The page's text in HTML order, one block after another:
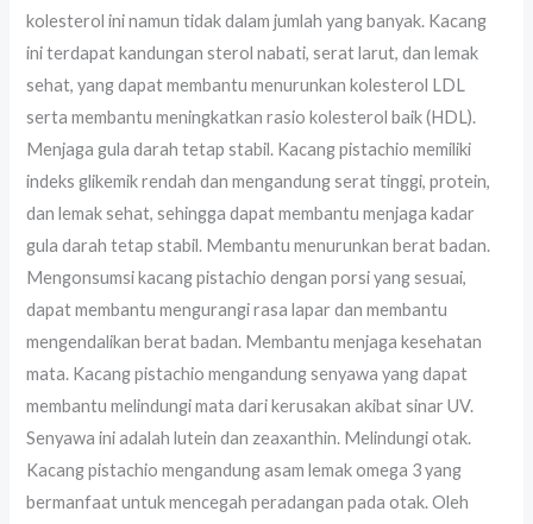
kolesterol ini namun tidak dalam jumlah yang banyak. Kacang
ini terdapat kandungan sterol nabati, serat larut, dan lemak
sehat, yang dapat membantu menurunkan kolesterol LDL
serta membantu meningkatkan rasio kolesterol baik (HDL).
Menjaga gula darah tetap stabil. Kacang pistachio memiliki
indeks glikemik rendah dan mengandung serat tinggi, protein,
dan lemak sehat, sehingga dapat membantu menjaga kadar
gula darah tetap stabil. Membantu menurunkan berat badan.
Mengonsumsi kacang pistachio dengan porsi yang sesuai,
dapat membantu mengurangi rasa lapar dan membantu
mengendalikan berat badan. Membantu menjaga kesehatan
mata. Kacang pistachio mengandung senyawa yang dapat
membantu melindungi mata dari kerusakan akibat sinar UV.
Senyawa ini adalah lutein dan zeaxanthin. Melindungi otak.
Kacang pistachio mengandung asam lemak omega 3 yang
bermanfaat untuk mencegah peradangan pada otak. Oleh